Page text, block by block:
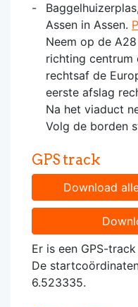
Assen in Assen.
Neem op de
richting centrum
rechtsaf de
eerste afslag
Na het viaduct
Volg de borden
GPS track
Download
Er is een GPS-
De
6.523335.